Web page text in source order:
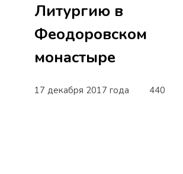
Литургию в
Феодоровском
монастыре
17 декабря 2017 года 440